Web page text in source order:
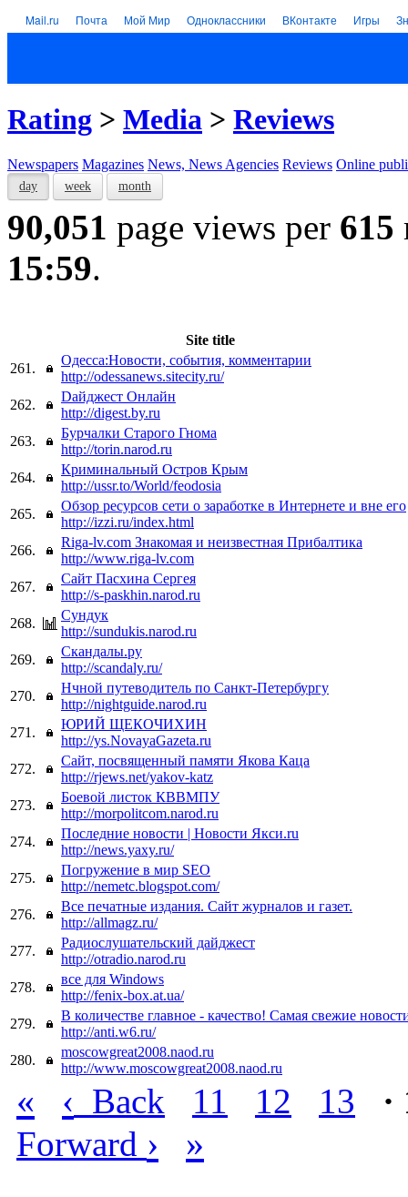
Mail.ru Почта Мой Мир Одноклассники ВКонтакте Игры
Rating > Media > Reviews
Newspapers Magazines News, News Agencies Reviews Online
day week month
90,051 page views per 615
15:59.
Site title
261.
Одесса:Новости, события, комментарии
http://odessanews.sitecity.ru/
262.
Dайджест Онлайн
http://digest.by.ru
263.
Бурчалки Старого Гнома
http://torin.narod.ru
264.
Криминальный Остров Крым
http://ussr.to/World/feodosia
265.
Обзор ресурсов сети о заработке в Интернете и вне его
http://izzi.ru/index.html
266.
Riga-lv.com Знакомая и неизвестная Прибалтика
http://www.riga-lv.com
267.
Сайт Пасхина Сергея
http://s-paskhin.narod.ru
268.
Сундук
http://sundukis.narod.ru
269.
Скандалы.ру
http://scandaly.ru/
270.
Нчной путеводитель по Санкт-Петербургу
http://nightguide.narod.ru
271.
ЮРИЙ ЩЕКОЧИХИН
http://ys.NovayaGazeta.ru
272.
Сайт, посвященный памяти Якова Каца
http://rjews.net/yakov-katz
273.
Боевой листок КВВМПУ
http://morpolitcom.narod.ru
274.
Последние новости | Новости Якси.ru
http://news.yaxy.ru/
275.
Погружение в мир SEO
http://nemetc.blogspot.com/
276.
Все печатные издания. Сайт журналов и газет.
http://allmagz.ru/
277.
Радиослушательский дайджест
http://otradio.narod.ru
278.
все для Windows
http://fenix-box.at.ua/
279.
В количестве главное - качество! Самая свежие
http://anti.w6.ru/
280.
moscowgreat2008.naod.ru
http://www.moscowgreat2008.naod.ru
« ‹ Back 11 12 13
·
Forward › »